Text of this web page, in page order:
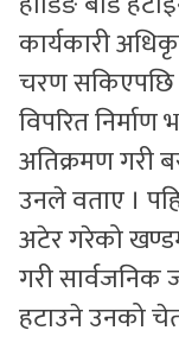
कार्यकारी
चरण सकिएपछि
विपरित
अतिक्रमण गरी
उनले वताए ।
अटेर गरेको
गरी सार्वजनिक
हटाउने उनको